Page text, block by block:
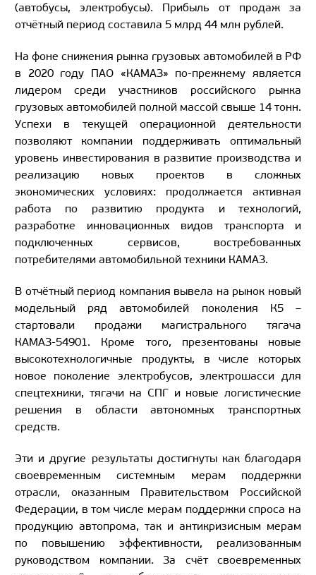
(автобусы, электробусы). Прибыль от продаж за
отчётный период составила 5 млрд 44 млн рублей.
На фоне снижения рынка грузовых автомобилей в РФ
в 2020 году ПАО «КАМАЗ» по-прежнему является
лидером среди участников российского рынка
грузовых автомобилей полной массой свыше 14 тонн.
Успехи в текущей операционной деятельности
позволяют компании поддерживать оптимальный
уровень инвестирования в развитие производства и
реализацию новых проектов в сложных
экономических условиях: продолжается активная
работа по развитию продукта и технологий,
разработке инновационных видов транспорта и
подключенных сервисов, востребованных
потребителями автомобильной техники КАМАЗ.
В отчётный период компания вывела на рынок новый
модельный ряд автомобилей поколения К5 –
стартовали продажи магистрального тягача
КАМАЗ-54901. Кроме того, презентованы новые
высокотехнологичные продукты, в числе которых
новое поколение электробусов, электрошасси для
спецтехники, тягачи на СПГ и новые логистические
решения в области автономных транспортных
средств.
Эти и другие результаты достигнуты как благодаря
своевременным системным мерам поддержки
отрасли, оказанным Правительством Российской
Федерации, в том числе мерам поддержки спроса на
продукцию автопрома, так и антикризисным мерам
по повышению эффективности, реализованным
руководством компании. За счёт своевременных